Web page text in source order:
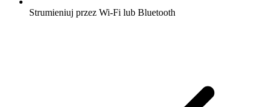
Strumieniuj przez Wi-Fi lub Bluetooth